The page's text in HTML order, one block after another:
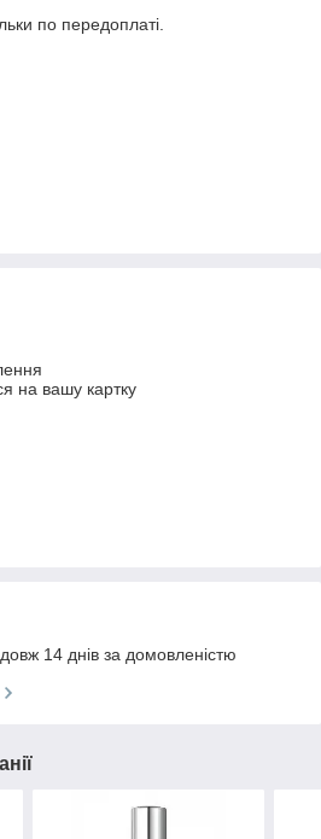
по передоплаті.
на вашу картку
14 днів за домовленістю